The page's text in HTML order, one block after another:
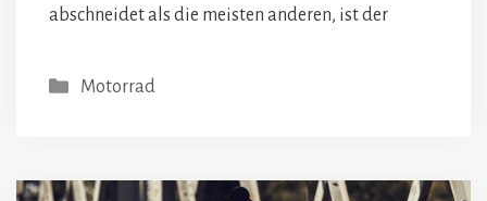
abschneidet als die meisten anderen, ist der
Kategorien
Motorrad